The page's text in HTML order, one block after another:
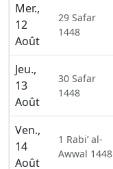
Mer.,
12
Août
29 Safar
1448
Jeu.,
13
Août
30 Safar
1448
Ven.,
14
Août
1 Rabi’ al-
Awwal 1448